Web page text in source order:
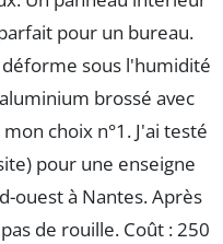
pour un bureau.
sous l'humidité
brossé avec
choix n°1. J'ai testé
pour une enseigne
ouest à Nantes. Après
de rouille. Coût : 250